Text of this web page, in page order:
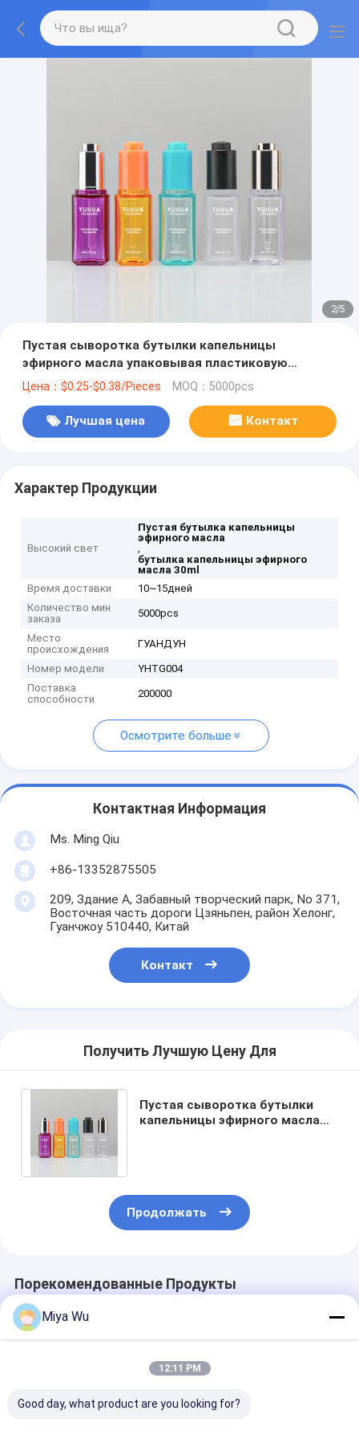
2/5
Пустая сыворотка бутылки капельницы
эфирного масла упаковывая пластиковую
бутылку 30ml
Цена：$0.25-$0.38/Pieces MOQ：5000pcs
Лучшая цена Контакт
Характер Продукции
Высокий свет
Пустая бутылка капельницы
эфирного масла
,
бутылка капельницы эфирного
масла 30ml
Время доставки
10~15дней
Количество мин
заказа
5000pcs
Место
происхождения
ГУАНДУН
Номер модели
YHTG004
Поставка
способности
200000
Осмотрите больше
Контактная Информация
Ms. Ming Qiu
+86-13352875505
209, Здание А, Забавный творческий парк, No 371,
Восточная часть дороги Цзяньпен, район Хелонг,
Гуанчжоу 510440, Китай
Контакт
Получить Лучшую Цену Для
Пустая сыворотка бутылки
капельницы эфирного масла
Продолжать
Порекомендованные Продукты
Miya Wu
12:11 PM
Good day, what product are you looking for?